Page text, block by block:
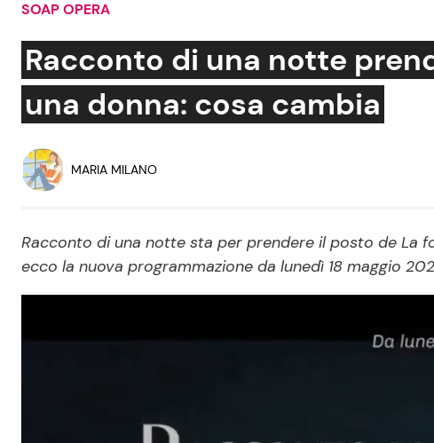
Social News
News dal mondo
Benessere
News benessere
Salute
SOAP OPERA
Racconto di una notte
una donna: cosa cambia
MARIA MILANO
Racconto di una notte sta per prendere il posto de La
ecco la nuova programmazione da lunedì 18 maggio